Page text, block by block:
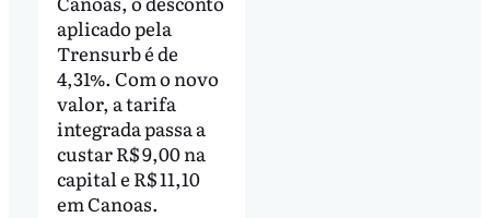
aplicado pela
Trensurb é de
4,31%. Com o novo
valor, a tarifa
integrada passa a
custar R$ 9,00 na
capital e R$ 11,10
em Canoas.